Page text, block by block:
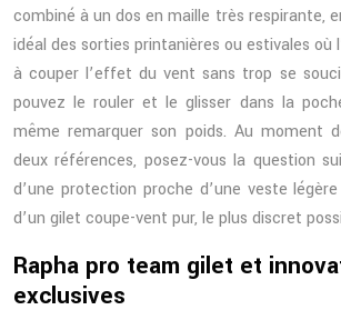
combiné à un dos en maille très respirante,
idéal des sorties printanières ou estivales où
à couper l’effet du vent sans trop se
pouvez le rouler et le glisser dans la
même remarquer son poids. Au moment
deux références, posez-vous la question
d’une protection proche d’une veste
d’un gilet coupe-vent pur, le plus discret
Rapha pro team gilet et
exclusives